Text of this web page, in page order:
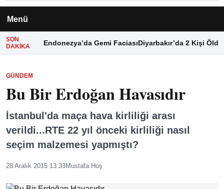
Menü
SON
DAKIKA
Endonezya’da Gemi FaciasıDiyarbakır’da 2 Kişi Öldü
GÜNDEM
Bu Bir Erdoğan Havasıdır
İstanbul'da maça hava kirliliği arası
verildi...RTE 22 yıl önceki kirliliği nasıl
seçim malzemesi yapmıştı?
28 Aralık 2015 13:33Mustafa Hoş